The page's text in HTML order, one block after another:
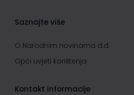
Saznajte više
O Narodnim novinama d.d.
Opći uvjeti korištenja
Kontakt informacije